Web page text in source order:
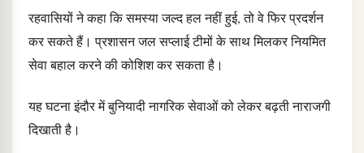
रहवासियों ने कहा कि समस्या जल्द हल नहीं हुई, तो वे फिर प्रदर्शन
कर सकते हैं। प्रशासन जल सप्लाई टीमों के साथ मिलकर नियमित
सेवा बहाल करने की कोशिश कर सकता है।
यह घटना इंदौर में बुनियादी नागरिक सेवाओं को लेकर बढ़ती नाराजगी
दिखाती है।